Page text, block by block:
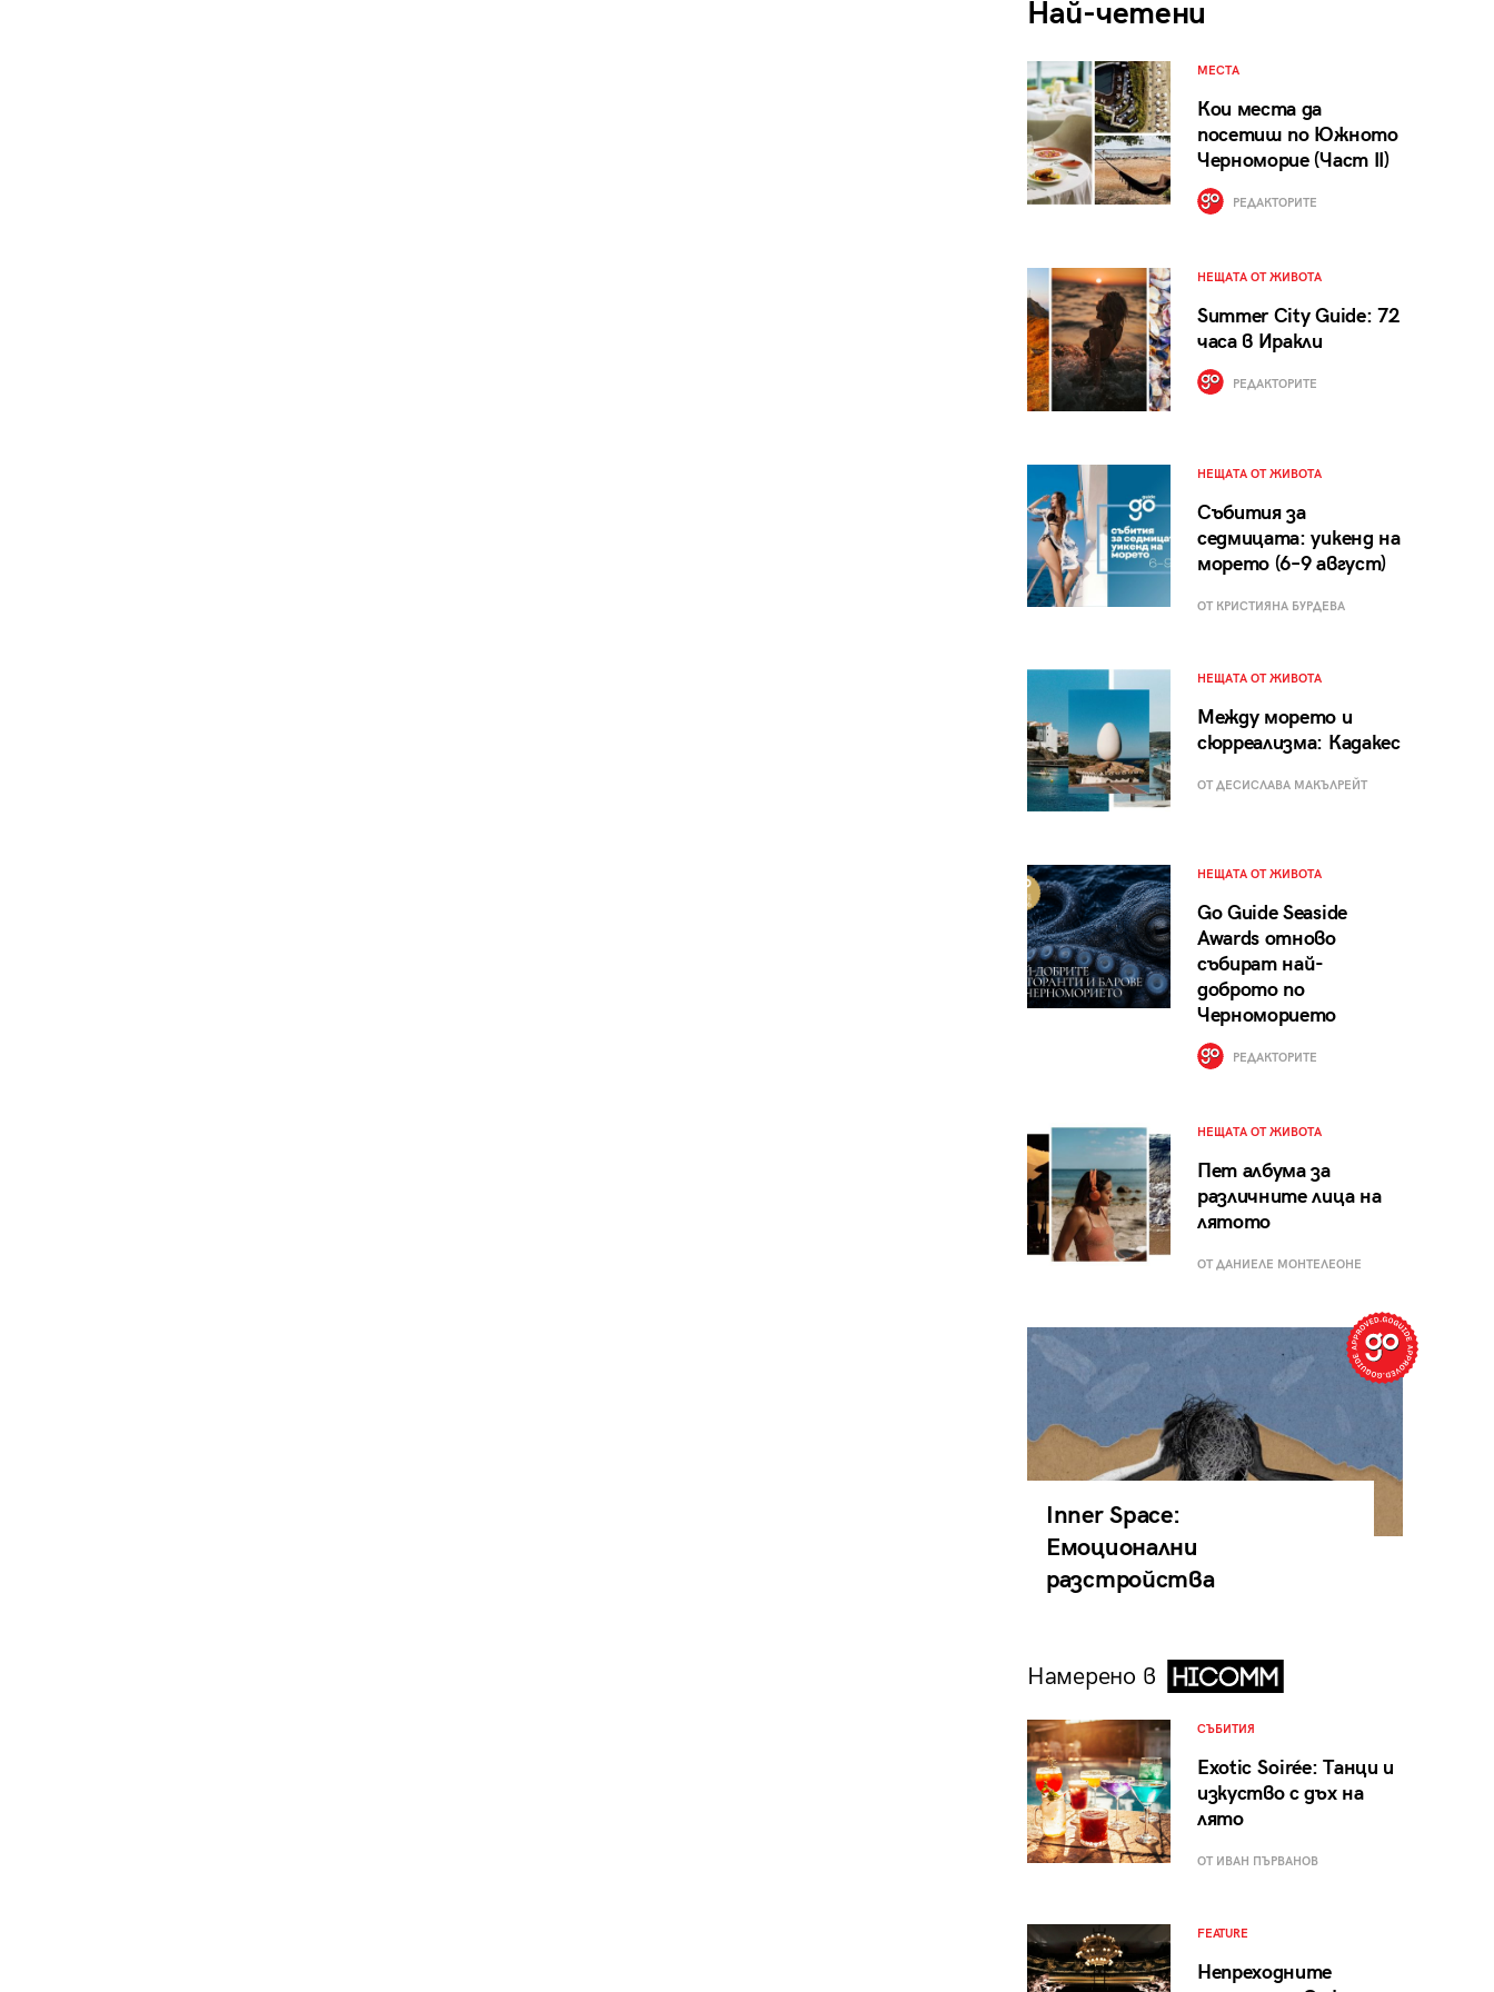
Най-четени
МЕСТА
Кои места да
посетиш по Южното
Черноморие (Част II)
РЕДАКТОРИТЕ
НЕЩАТА ОТ ЖИВОТА
Summer City Guide: 72
часа в Иракли
РЕДАКТОРИТЕ
НЕЩАТА ОТ ЖИВОТА
Събития за
седмицата: уикенд на
морето (6–9 август)
ОТ КРИСТИЯНА БУРДЕВА
НЕЩАТА ОТ ЖИВОТА
Между морето и
сюрреализма: Кадакес
ОТ ДЕСИСЛАВА МАКЪЛРЕЙТ
НЕЩАТА ОТ ЖИВОТА
Go Guide Seaside
Awards отново
събират най-
доброто по
Черноморието
РЕДАКТОРИТЕ
НЕЩАТА ОТ ЖИВОТА
Пет албума за
различните лица на
лятото
ОТ ДАНИЕЛЕ МОНТЕЛЕОНЕ
Inner Space:
Емоционални
разстройства
Намерено в
СЪБИТИЯ
Exotic Soirée: Танци и
изкуство с дъх на
лято
ОТ ИВАН ПЪРВАНОВ
FEATURE
Непреходните